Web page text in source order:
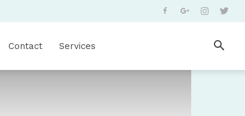
Contact Services